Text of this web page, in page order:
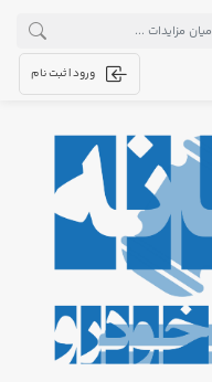
ورود | ثبت نام